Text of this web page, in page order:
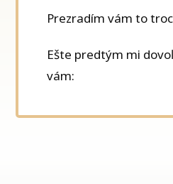
Prezradím vám to
Ešte predtým mi
vám: